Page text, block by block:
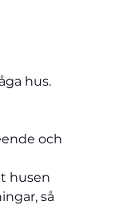
hus.
och
husen
så